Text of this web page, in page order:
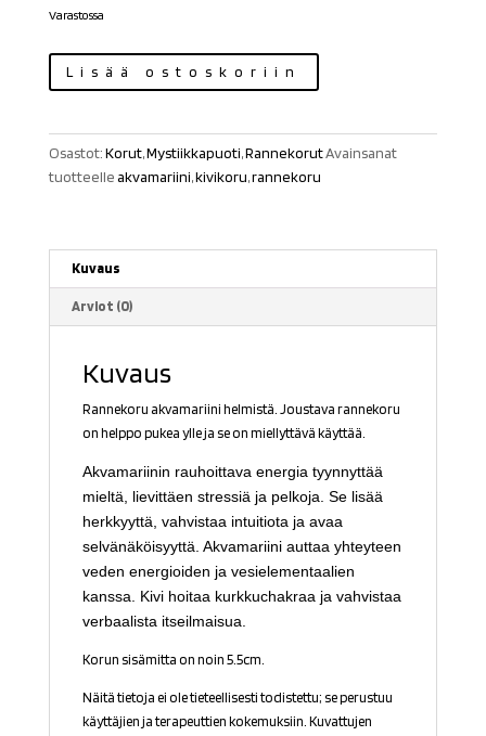
Varastossa
rannekoru
Lisää ostoskoriin
Osastot:Korut,Mystiikkapuoti,RannekorutAvainsanat
tuotteelleakvamariini,kivikoru,rannekoru
Kuvaus
Arviot (0)
Kuvaus
Rannekoru akvamariini helmistä. Joustava rannekoru
on helppo pukea ylle ja se on miellyttävä käyttää.
Akvamariinin rauhoittava energia tyynnyttää
mieltä, lievittäen stressiä ja pelkoja. Se lisää
herkkyyttä, vahvistaa intuitiota ja avaa
selvänäköisyyttä. Akvamariini auttaa yhteyteen
veden energioiden ja vesielementaalien
kanssa. Kivi hoitaa kurkkuchakraa ja vahvistaa
verbaalista itseilmaisua.
Korun sisämitta on noin 5.5cm.
Näitä tietoja ei ole tieteellisesti todistettu; se perustuu
käyttäjien ja terapeuttien kokemuksiin. Kuvattujen